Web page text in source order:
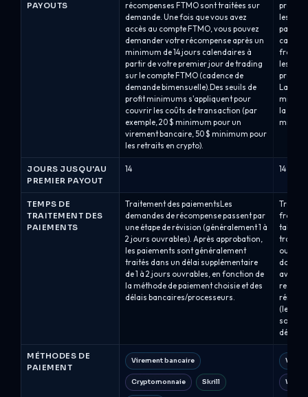
PAYOUTS
récompenses FTMO sont traitées sur
demande. Une fois que vous avez
accès au compte FTMO, vous pouvez
demander votre récompense après un
minimum de 14 jours calendaires à
partir de votre premier jour de trading
sur le compte FTMO (cadence de
demande bimensuelle).Des seuils de
profit minimums s'appliquent pour
couvrir les coûts de transaction (par
exemple, 20 $ minimum pour un
virement bancaire, 50 $ minimum pour
les retraits en crypto).
les
caisse
frais
les 14
La
la
JOURS JUSQU'AU
PREMIER PAYOUT
14 14
TEMPS DE
TRAITEMENT DES
PAIEMENTS
Traitement des paiementsLes
demandes de récompense passent par
une étape de révision (généralement 1 à
2 jours ouvrables). Après approbation,
les paiements sont généralement
traités dans un délai supplémentaire
de 1 à 2 jours ouvrables, en fonction de
la méthode de paiement choisie et des
délais bancaires/processeurs.
frais
tableau
traitées
avant
reste
(le cas
sont
délai
MÉTHODES DE
PAIEMENT
Virement bancaire
Cryptomonnaie Skrill Wise